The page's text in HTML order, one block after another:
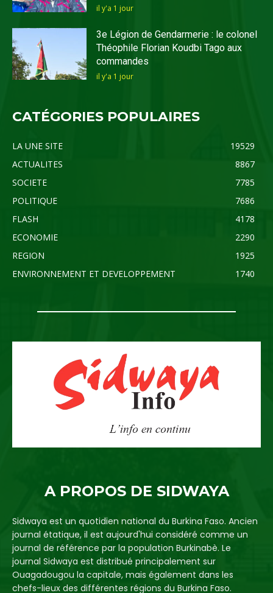
il y'a 1 jour
3e Légion de Gendarmerie : le colonel
Théophile Florian Koudbi Tago aux
commandes
il y'a 1 jour
CATÉGORIES POPULAIRES
LA UNE SITE
19529
ACTUALITES
8867
SOCIETE
7785
POLITIQUE
7686
FLASH
4178
ECONOMIE
2290
REGION
1925
ENVIRONNEMENT ET DEVELOPPEMENT
1740
A PROPOS DE SIDWAYA
Sidwaya est un quotidien national du Burkina Faso. Ancien
journal étatique, il est aujourd'hui considéré comme un
journal de référence par la population Burkinabè. Le
journal Sidwaya est distribué principalement sur
Ouagadougou la capitale, mais également dans les
chefs-lieux des différentes régions du Burkina Faso.